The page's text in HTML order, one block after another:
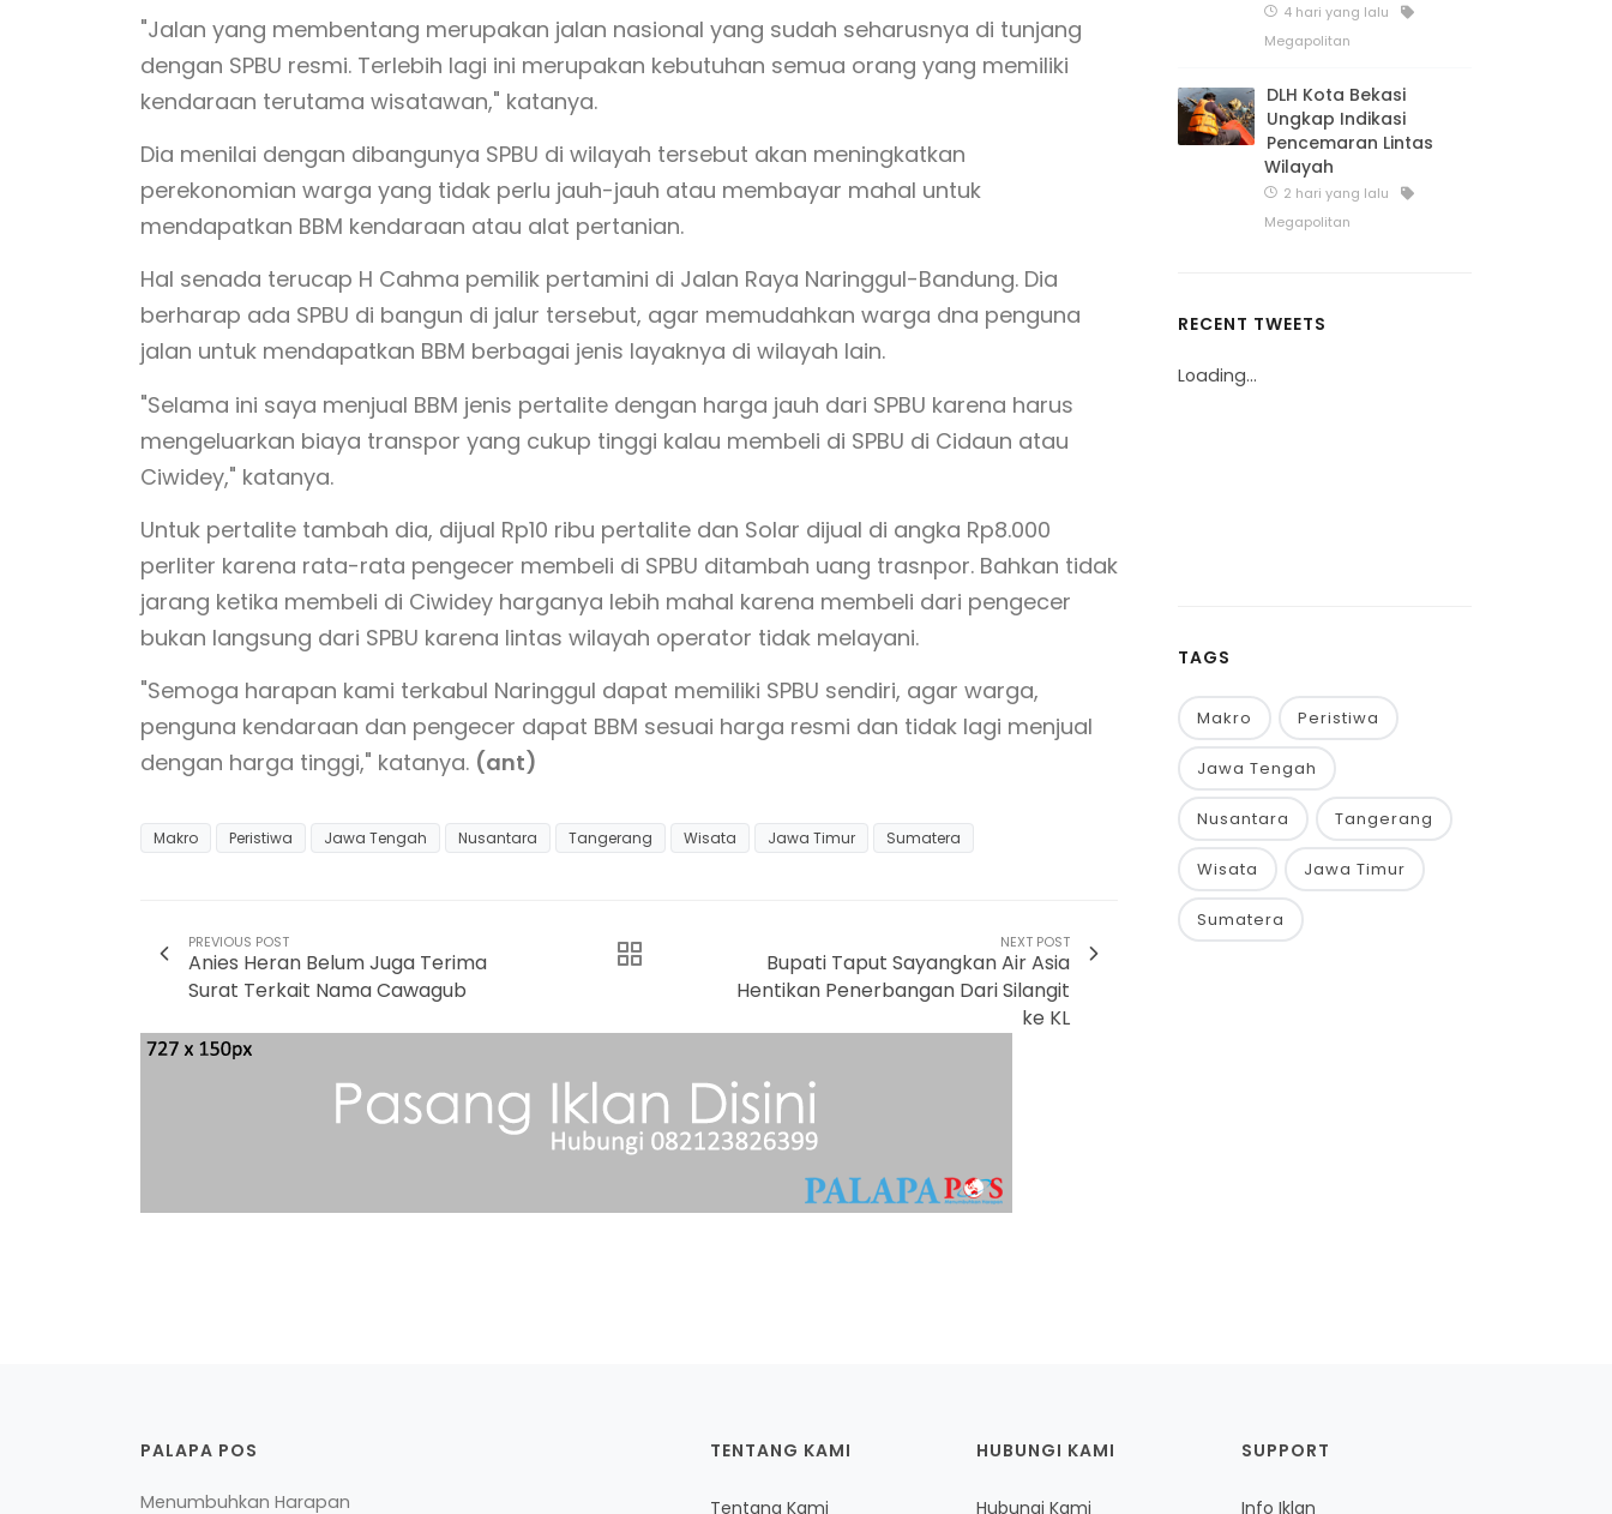
"Jalan yang membentang merupakan jalan nasional yang sudah seharusnya di tunjang
dengan SPBU resmi. Terlebih lagi ini merupakan kebutuhan semua orang yang memiliki
kendaraan terutama wisatawan," katanya.
Dia menilai dengan dibangunya SPBU di wilayah tersebut akan meningkatkan
perekonomian warga yang tidak perlu jauh-jauh atau membayar mahal untuk
mendapatkan BBM kendaraan atau alat pertanian.
Hal senada terucap H Cahma pemilik pertamini di Jalan Raya Naringgul-Bandung. Dia
berharap ada SPBU di bangun di jalur tersebut, agar memudahkan warga dna penguna
jalan untuk mendapatkan BBM berbagai jenis layaknya di wilayah lain.
"Selama ini saya menjual BBM jenis pertalite dengan harga jauh dari SPBU karena harus
mengeluarkan biaya transpor yang cukup tinggi kalau membeli di SPBU di Cidaun atau
Ciwidey," katanya.
Untuk pertalite tambah dia, dijual Rp10 ribu pertalite dan Solar dijual di angka Rp8.000
perliter karena rata-rata pengecer membeli di SPBU ditambah uang trasnpor. Bahkan tidak
jarang ketika membeli di Ciwidey harganya lebih mahal karena membeli dari pengecer
bukan langsung dari SPBU karena lintas wilayah operator tidak melayani.
"Semoga harapan kami terkabul Naringgul dapat memiliki SPBU sendiri, agar warga,
penguna kendaraan dan pengecer dapat BBM sesuai harga resmi dan tidak lagi menjual
dengan harga tinggi," katanya. (ant)
Makro Peristiwa Jawa Tengah Nusantara Tangerang Wisata Jawa Timur Sumatera
PREVIOUS POST
Anies Heran Belum Juga Terima
Surat Terkait Nama Cawagub
NEXT POST
Bupati Taput Sayangkan Air Asia
Hentikan Penerbangan Dari Silangit
ke KL
4 hari yang lalu
Megapolitan
DLH Kota Bekasi
Ungkap Indikasi
Pencemaran Lintas
Wilayah
2 hari yang lalu
Megapolitan
RECENT TWEETS
Loading...
TAGS
Makro Peristiwa
Jawa Tengah
Nusantara Tangerang
Wisata Jawa Timur
Sumatera
PALAPA POS
Menumbuhkan Harapan
TENTANG KAMI
Tentang Kami
HUBUNGI KAMI
Hubungi Kami
SUPPORT
Info Iklan